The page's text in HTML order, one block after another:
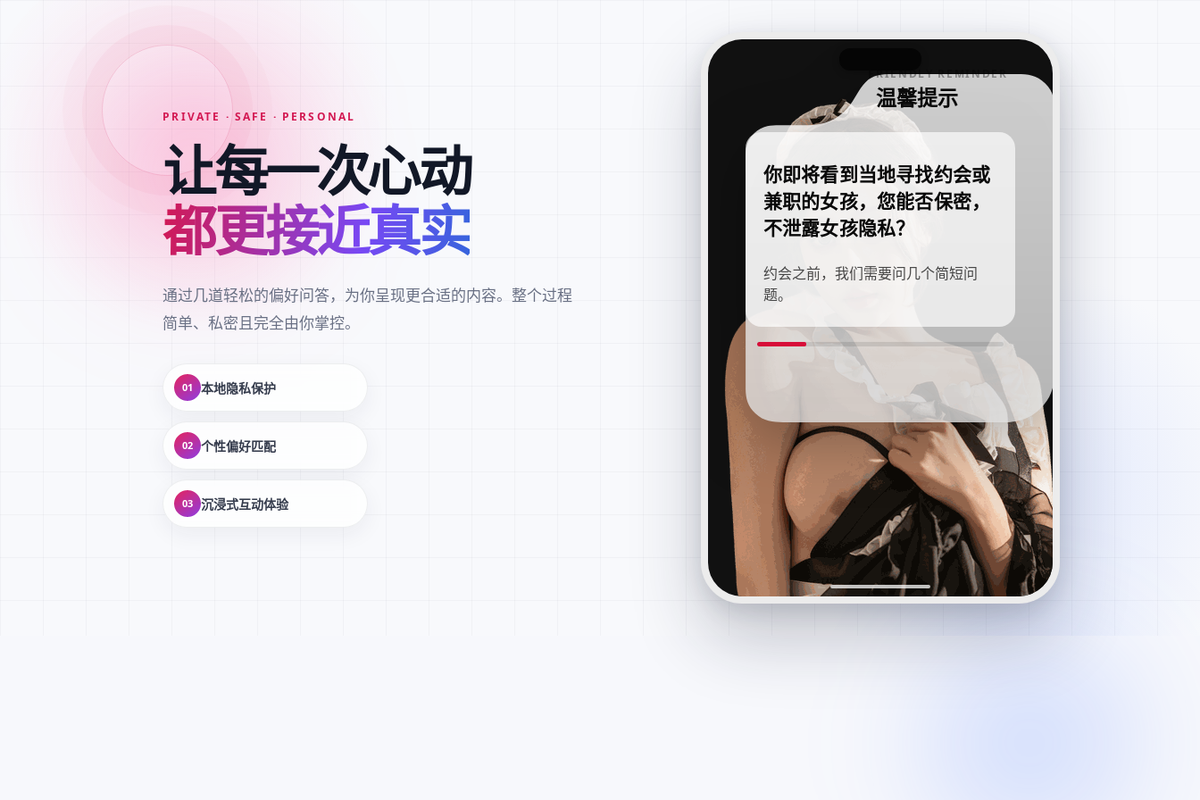
PRIVATE · SAFE · PERSONAL
让每一次心动
都更接近真实
通过几道轻松的偏好问答，为你呈现更合适的内容。整个过程
简单、私密且完全由你掌控。
01 本地隐私保护
02 个性偏好匹配
03 沉浸式互动体验
FRIENDLY REMINDER
温馨提示
你即将看到当地寻找约会或
兼职的女孩，您能否保密，
不泄露女孩隐私？
约会之前，我们需要问几个简短问
题。